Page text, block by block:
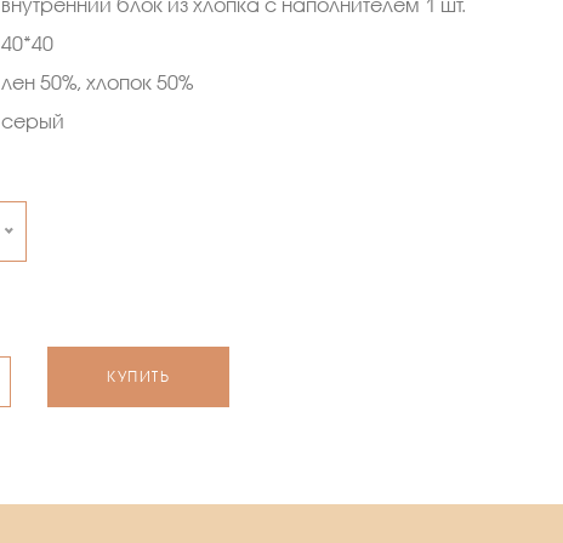
40*40
лен 50%, хлопок 50%
серый
КУПИТЬ